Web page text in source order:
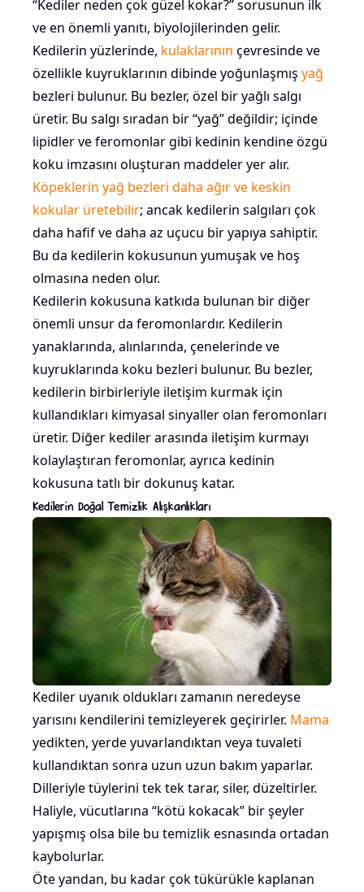
“Kediler neden çok güzel kokar?” sorusunun ilk
ve en önemli yanıtı, biyolojilerinden gelir.
Kedilerin yüzlerinde, kulaklarının çevresinde ve
özellikle kuyruklarının dibinde yoğunlaşmış yağ
bezleri bulunur. Bu bezler, özel bir yağlı salgı
üretir. Bu salgı sıradan bir “yağ” değildir; içinde
lipidler ve feromonlar gibi kedinin kendine özgü
koku imzasını oluşturan maddeler yer alır.
Köpeklerin yağ bezleri daha ağır ve keskin
kokular üretebilir; ancak kedilerin salgıları çok
daha hafif ve daha az uçucu bir yapıya sahiptir.
Bu da kedilerin kokusunun yumuşak ve hoş
olmasına neden olur.
Kedilerin kokusuna katkıda bulunan bir diğer
önemli unsur da feromonlardır. Kedilerin
yanaklarında, alınlarında, çenelerinde ve
kuyruklarında koku bezleri bulunur. Bu bezler,
kedilerin birbirleriyle iletişim kurmak için
kullandıkları kimyasal sinyaller olan feromonları
üretir. Diğer kediler arasında iletişim kurmayı
kolaylaştıran feromonlar, ayrıca kedinin
kokusuna tatlı bir dokunuş katar.
Kedilerin Doğal Temizlik Alışkanlıkları
Kediler uyanık oldukları zamanın neredeyse
yarısını kendilerini temizleyerek geçirirler. Mama
yedikten, yerde yuvarlandıktan veya tuvaleti
kullandıktan sonra uzun uzun bakım yaparlar.
Dilleriyle tüylerini tek tek tarar, siler, düzeltirler.
Haliyle, vücutlarına “kötü kokacak” bir şeyler
yapışmış olsa bile bu temizlik esnasında ortadan
kaybolurlar.
Öte yandan, bu kadar çok tükürükle kaplanan